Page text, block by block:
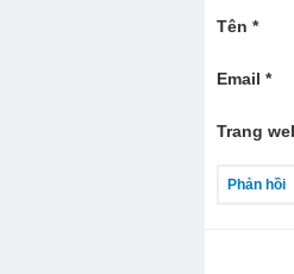
Tên *
Email *
Trang